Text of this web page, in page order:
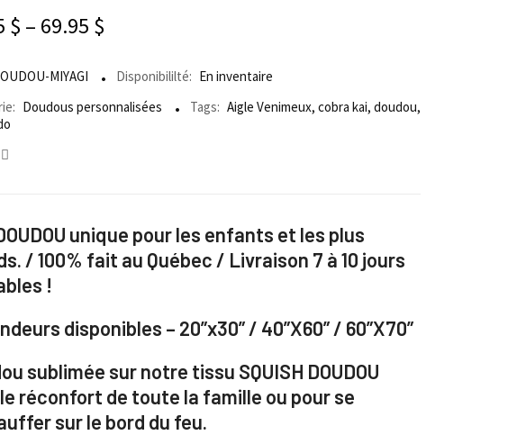
$ – 69.95 $
MIYAGI Disponibililté: En inventaire
Doudous personnalisées Tags: Aigle Venimeux, cobra kai, doudou,
unique pour les enfants et les plus
/ 100% fait au Québec / Livraison 7 à 10 jours
!
disponibles – 20”x30” / 40”X60” / 60”X70”
sublimée sur notre tissu SQUISH DOUDOU
réconfort de toute la famille ou pour se
sur le bord du feu.